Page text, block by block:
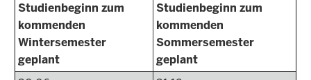
Studienbeginn zum
kommenden
Wintersemester
geplant
Studienbeginn zum
kommenden
Sommersemester
geplant